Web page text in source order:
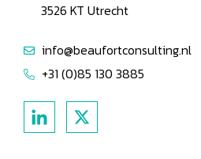
3526 KT Utrecht
info@beaufortconsulting.nl
+31 (0)85 130 3885